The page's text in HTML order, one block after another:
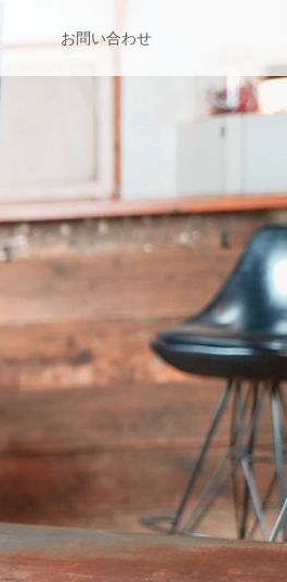
お問い合わせ